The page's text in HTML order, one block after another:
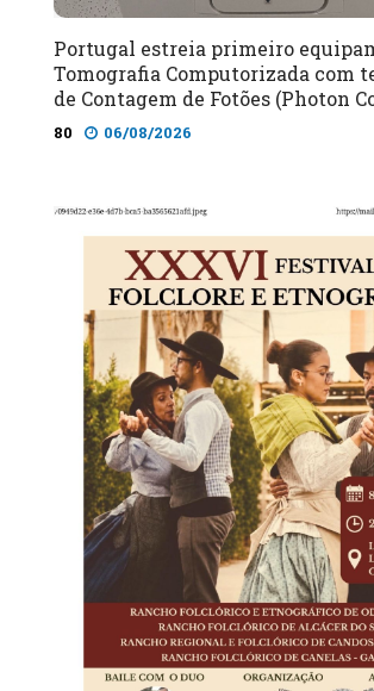
Portugal estreia primeiro
Tomografia Computorizada com
de Contagem de Fotões (Photon
80 06/08/2026